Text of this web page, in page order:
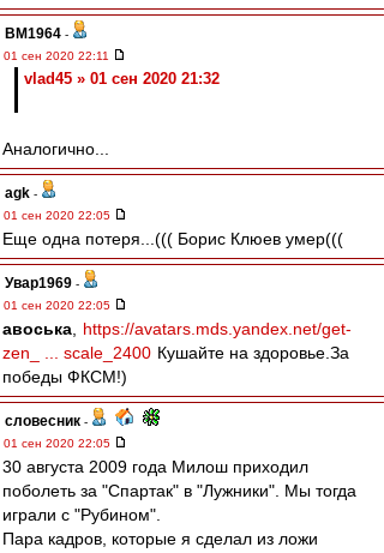
BM1964 -
01 сен 2020 22:11
vlad45 » 01 сен 2020 21:32
Аналогично...
agk -
01 сен 2020 22:05
Еще одна потеря...((( Борис Клюев умер(((
Увар1969 -
01 сен 2020 22:05
авоська
https://avatars.mds.yandex.net/get-
zen_ ... scale_2400 Кушайте на здоровье.За
победы ФКСМ!)
словесник -
01 сен 2020 22:05
30 августа 2009 года Милош приходил
поболеть за "Спартак" в "Лужники". Мы тогда
играли с "Рубином".
Пара кадров, которые я сделал из ложи